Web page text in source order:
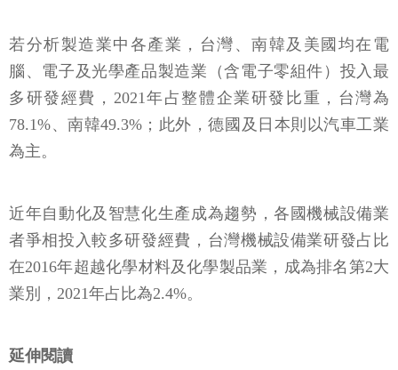
若分析製造業中各產業，台灣、南韓及美國均在電
腦、電子及光學產品製造業（含電子零組件）投入最
多研發經費，2021年占整體企業研發比重，台灣為
78.1%、南韓49.3%；此外，德國及日本則以汽車工業
為主。
近年自動化及智慧化生產成為趨勢，各國機械設備業
者爭相投入較多研發經費，台灣機械設備業研發占比
在2016年超越化學材料及化學製品業，成為排名第2大
業別，2021年占比為2.4%。
延伸閱讀